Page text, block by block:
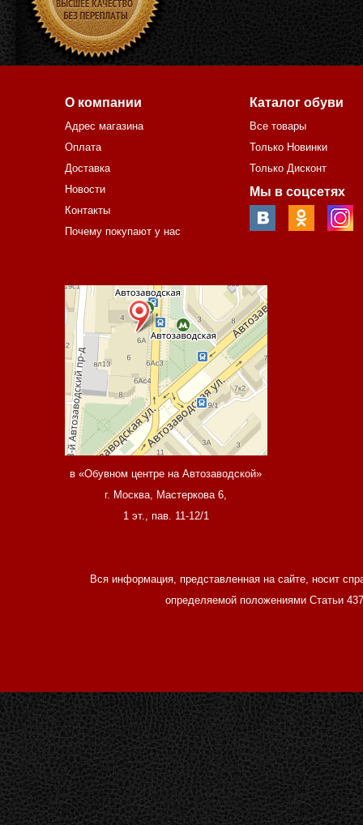
О компании
Адрес магазина
Оплата
Доставка
Новости
Контакты
Почему покупают у нас
Каталог обуви
Все товары
Только Новинки
Только Дисконт
Мы в соцсетях
в «Обувном центре на Автозаводской»
г. Москва, Мастеркова 6,
1 эт., пав. 11-12/1
Вся информация, представленная на сайте, носит
определяемой положениями Статьи